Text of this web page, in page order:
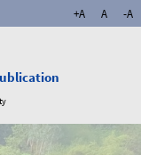
+A A -A